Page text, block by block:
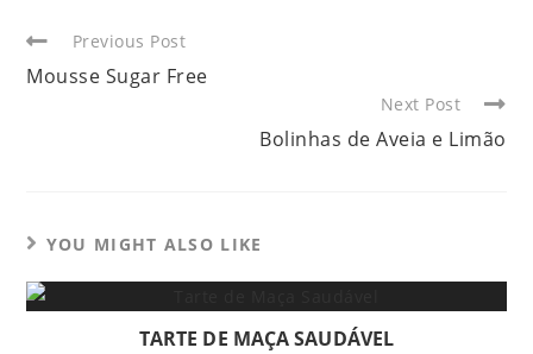
Previous Post
Mousse Sugar Free
Next Post
Bolinhas de Aveia e Limão
YOU MIGHT ALSO LIKE
TARTE DE MAÇA SAUDÁVEL